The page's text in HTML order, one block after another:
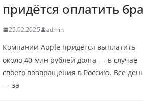
придётся оплатить
25.02.2025 admin
Компании Apple придётся выплатить
около 40 млн рублей долга — в случае
своего возвращения в Россию. Все
— за